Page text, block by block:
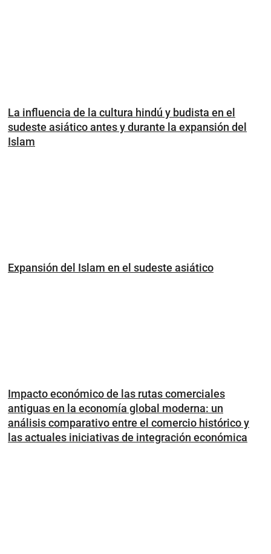
La influencia de la cultura hindú y budista en el
sudeste asiático antes y durante la expansión del
Islam
Expansión del Islam en el sudeste asiático
Impacto económico de las rutas comerciales
antiguas en la economía global moderna: un
análisis comparativo entre el comercio histórico y
las actuales iniciativas de integración económica